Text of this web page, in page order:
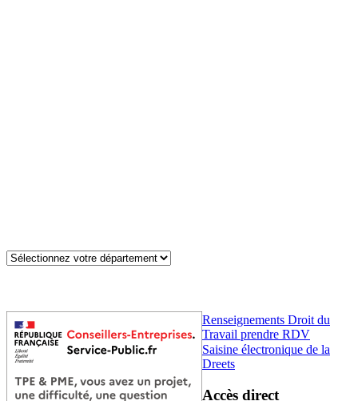
Renseignements Droit du
Travail prendre RDV
Saisine électronique de la
Dreets
Accès direct